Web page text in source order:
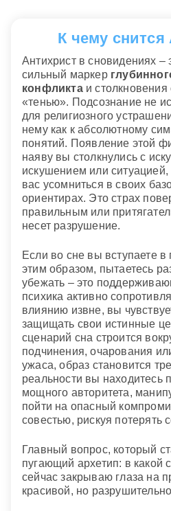
К чему снится
Антихрист в сновидениях –
сильный маркер
конфликтаи столкновения
«тенью». Подсознание не
для религиозного
нему как к абсолютному
понятий. Появление этой
наяву вы столкнулись с
искушением или ситуацией,
вас усомниться в своих
ориентирах. Это страх
правильным или
несет разрушение.
Если во сне вы вступаете в
этим образом, пытаетесь
убежать – это
психика активно
влиянию извне, вы
защищать свои истинные
сценарий сна строится
подчинения, очарования
ужаса, образ становится
реальности вы находитесь
мощного авторитета,
пойти на опасный
совестью, рискуя потерять
Главный вопрос, который
пугающий архетип: в какой
сейчас закрываю глаза на
красивой, но